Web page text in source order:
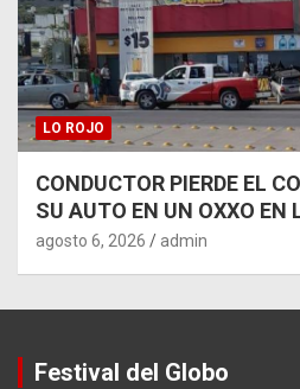
LO ROJO
CONDUCTOR PIERDE EL
SU AUTO EN UN OXXO EN
agosto 6, 2026 admin
Festival del Globo